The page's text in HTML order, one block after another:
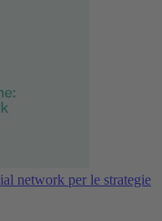
network per le strategie